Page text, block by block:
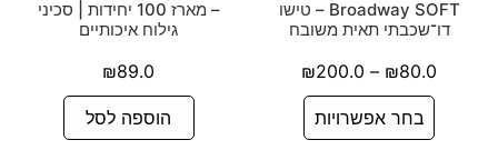
Broadway SOFT – טישו
דו־שכבתי תאית משובח
₪80.0
–
₪200.0
בחר אפשרויות
– מארז 100 יחידות | סכיני
גילוח איכותיים
₪89.0
הוספה לסל